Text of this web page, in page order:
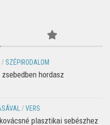
/ SZÉPIRODALOM
hordasz
/VERS
plasztikai sebészhez